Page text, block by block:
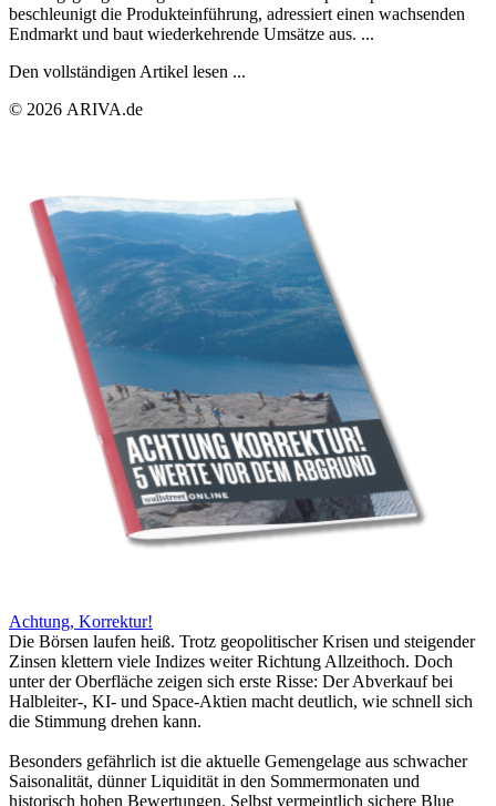
beschleunigt die Produkteinführung, adressiert einen wachsenden
Endmarkt und baut wiederkehrende Umsätze aus. ...
Den vollständigen Artikel lesen ...
© 2026 ARIVA.de
Achtung, Korrektur!
Die Börsen laufen heiß. Trotz geopolitischer Krisen und steigender
Zinsen klettern viele Indizes weiter Richtung Allzeithoch. Doch
unter der Oberfläche zeigen sich erste Risse: Der Abverkauf bei
Halbleiter-, KI- und Space-Aktien macht deutlich, wie schnell sich
die Stimmung drehen kann.
Besonders gefährlich ist die aktuelle Gemengelage aus schwacher
Saisonalität, dünner Liquidität in den Sommermonaten und
historisch hohen Bewertungen. Selbst vermeintlich sichere Blue